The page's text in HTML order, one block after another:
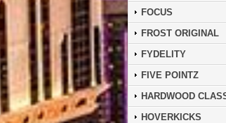
FOCUS
FROST ORIGINAL
FYDELITY
FIVE POINTZ
HARDWOOD
HOVERKICKS